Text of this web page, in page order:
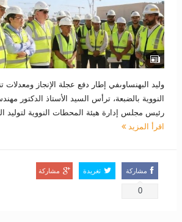
وليد البهنساوىفي إطار دفع عجلة الإنجاز
النووية بالضبعة، ترأس السيد الأستاذ الدكتور
رئيس مجلس إدارة هيئة المحطات النووية لتوليد
اقرأ المزيد
مشاركة
0
تغريدة مشاركة